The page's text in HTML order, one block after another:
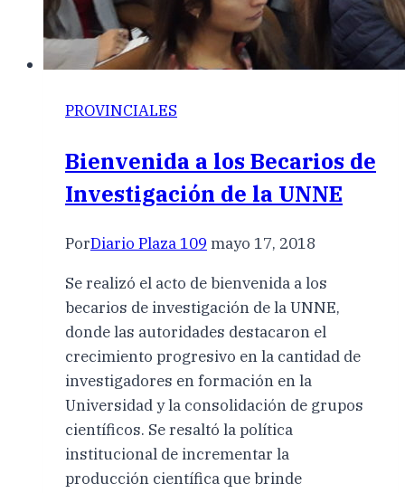
PROVINCIALES
Bienvenida a los Becarios de
Investigación de la UNNE
PorDiario Plaza 109 mayo 17, 2018
Se realizó el acto de bienvenida a los
becarios de investigación de la UNNE,
donde las autoridades destacaron el
crecimiento progresivo en la cantidad de
investigadores en formación en la
Universidad y la consolidación de grupos
científicos. Se resaltó la política
institucional de incrementar la
producción científica que brinde